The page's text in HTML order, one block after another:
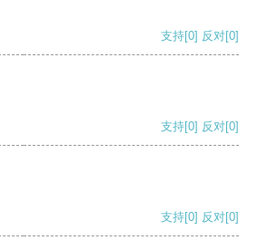
支持[0] 反对[0]
支持[0] 反对[0]
支持[0] 反对[0]